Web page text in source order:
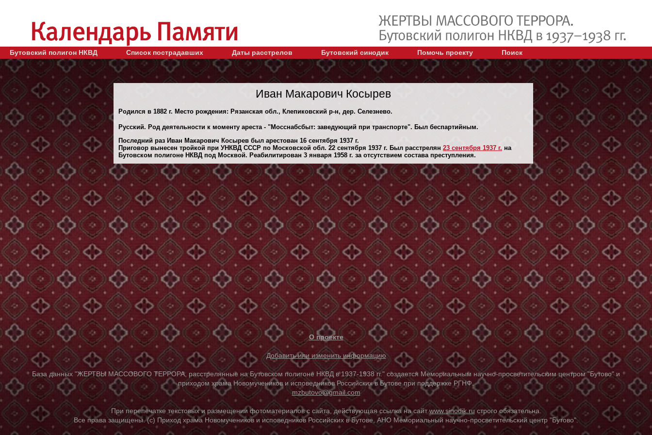
Бутовский полигон НКВД Список пострадавших Даты расстрелов Бутовский синодик Помочь проекту Поиск
Иван Макарович Косырев
Родился в 1882 г. Место рождения: Рязанская обл., Клепиковский р-н, дер. Селезнево.
Русский. Род деятельности к моменту ареста - "Мосснабсбыт: заведующий при транспорте". Был беспартийным.
Последний раз Иван Макарович Косырев был арестован 16 сентября 1937 г.
Приговор вынесен тройкой при УНКВД СССР по Московской обл. 22 сентября 1937 г. Был расстрелян 23 сентября 1937 г. на
Бутовском полигоне НКВД под Москвой. Реабилитирован 3 января 1958 г. за отсутствием состава преступления.
О проекте
Добавить или изменить информацию
База данных "ЖЕРТВЫ МАССОВОГО ТЕРРОРА, расстрелянные на Бутовском полигоне НКВД в 1937-1938 гг." создается Мемориальным научно-просветительским центром "Бутово" и
приходом храма Новомучеников и исповедников Российских в Бутове при поддержке РГНФ.
mzbutovo@gmail.com
При перепечатке текстовых и размещении фотоматериалов с сайта, действующая ссылка на сайтwww.sinodik.ru строго обязательна.
Все права защищены. (с) Приход храма Новомучеников и исповедников Российских в Бутове, АНО Мемориальный научно-просветительский центр "Бутово".